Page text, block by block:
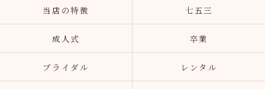
当店の特徴 七五三
成人式 卒業
ブライダル レンタル